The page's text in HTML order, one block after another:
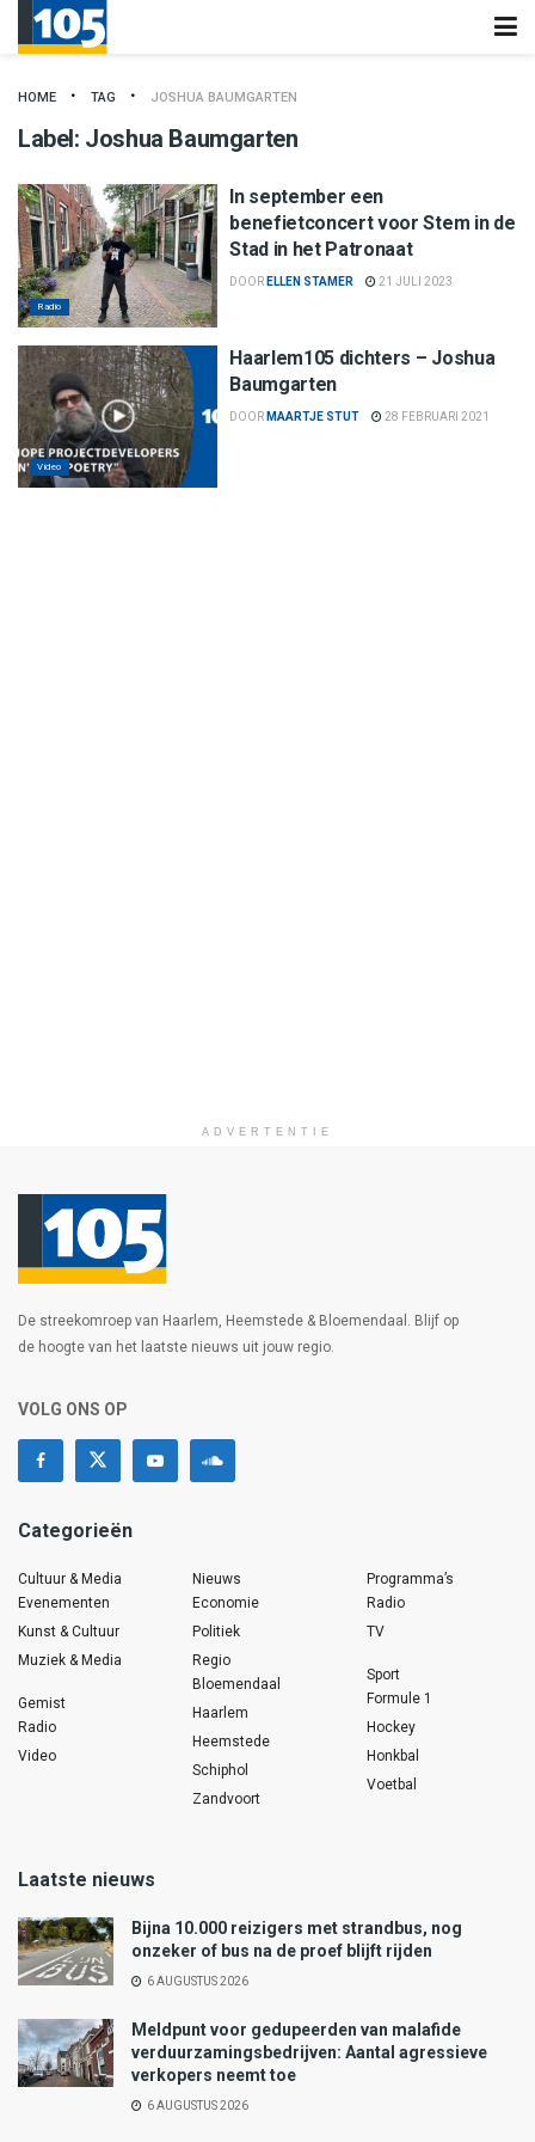
HOME TAG JOSHUA BAUMGARTEN
Label: Joshua Baumgarten
Radio
In september een
benefietconcert voor Stem in de
Stad in het Patronaat
DOOR ELLEN STAMER 21 JULI 2023
Video
Haarlem105 dichters – Joshua
Baumgarten
DOOR MAARTJE STUT 28 FEBRUARI 2021
ADVERTENTIE
De streekomroep van Haarlem, Heemstede & Bloemendaal. Blijf op
de hoogte van het laatste nieuws uit jouw regio.
VOLG ONS OP
Categorieën
Cultuur & Media
Evenementen
Kunst & Cultuur
Muziek & Media
Gemist
Radio
Video
Nieuws
Economie
Politiek
Regio
Bloemendaal
Haarlem
Heemstede
Schiphol
Zandvoort
Programma’s
Radio
TV
Sport
Formule 1
Hockey
Honkbal
Voetbal
Laatste nieuws
Bijna 10.000 reizigers met strandbus, nog
onzeker of bus na de proef blijft rijden
6 AUGUSTUS 2026
Meldpunt voor gedupeerden van malafide
verduurzamingsbedrijven: Aantal agressieve
verkopers neemt toe
6 AUGUSTUS 2026